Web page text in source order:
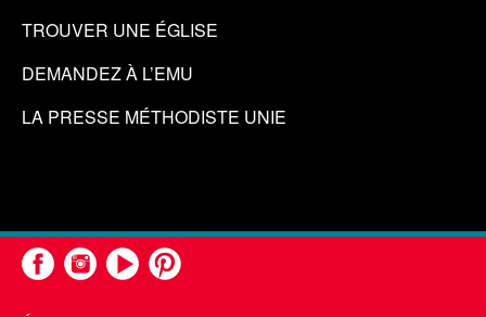
TROUVER UNE ÉGLISE
DEMANDEZ À L’EMU
LA PRESSE MÉTHODISTE UNIE